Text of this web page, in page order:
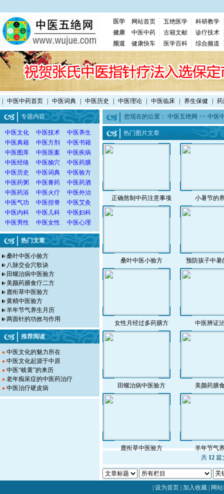
医学 网站首页 五绝医学
科研教学
健康
中医中药 古籍文献
诊疗技术
频道
健康快车 医学百科 综合频道
中医中药首页 中医词典 中医历史 中医理论 中医临床 养生保健
专题内容
中医文化 中医技术
中医养生
中医典籍
中医方剂
中医书籍
中医图库
中医医案
中医疾病
中医经络
中医腧穴
中医药膳
中医历史
中医词典
中医验方
中医药粥
中医膏药
中医药酒
中医药浴
中医火疗
中医外治
中医气功
中医捏脊
中医艾灸
中医内科
中医儿科
中医妇科
中医男性
中医女性 中医心理
热门文章
桑叶中医小验方
八脉交会穴歌诀
田螺治病中医验方
美颜药膳食疗二方
鹿衔草中医验方
黄精中医验方
羊年节气养生月历
两面针的功效与作用
推荐阅读
中医文化的魅力所在
中医文化起源于中原
中医“岐黄”的来历
老年痴呆症的中医药治疗
中医治疗硬皮病
您现在的位置： 中医五绝网 >> 中医
热门图片文章
正确熬制中药注意事项 小暑节的
桑叶中医小验方 预防孩子中
女性月经过多药膳方 中医辨证
田螺治病中医验方 美颜药膳
鹿衔草中医验方
羊年节气
共 12 篇
设为首页| 加入收藏| 网